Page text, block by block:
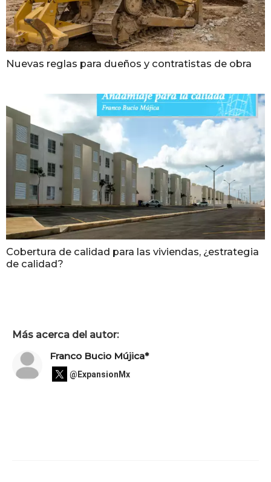
Nuevas reglas para dueños y contratistas de obra
Cobertura de calidad para las viviendas, ¿estrategia
de calidad?
Más acerca del autor:
Franco Bucio Mújica*
@ExpansionMx